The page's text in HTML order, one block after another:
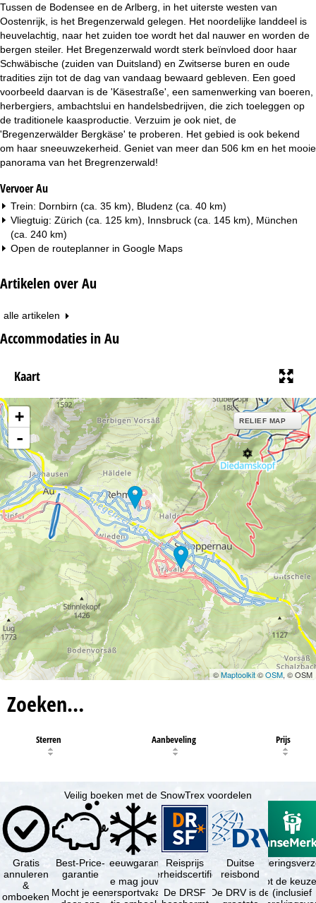
a
Tussen de Bodensee en de Arlberg, in het uiterste westen van
Oostenrijk, is het Bregenzerwald gelegen. Het noordelijke landdeel is
heuvelachtig, naar het zuiden toe wordt het dal nauwer en worden de
bergen steiler. Het Bregenzerwald wordt sterk beïnvloed door haar
Schwäbische (zuiden van Duitsland) en Zwitserse buren en oude
tradities zijn tot de dag van vandaag bewaard gebleven. Een goed
voorbeeld daarvan is de 'Käsestraße', een samenwerking van boeren,
herbergiers, ambachtslui en handelsbedrijven, die zich toeleggen op
de traditionele kaasproductie. Verzuim je ook niet, de
'Bregenzerwälder Bergkäse' te proberen. Het gebied is ook bekend
om haar sneeuwzekerheid. Geniet van meer dan 506 km en het mooie
panorama van het Bregrenzerwald!
Vervoer Au
Trein: Dornbirn (ca. 35 km), Bludenz (ca. 40 km)
Vliegtuig: Zürich (ca. 125 km), Innsbruck (ca. 145 km), München
(ca. 240 km)
Open de routeplanner in Google Maps
Artikelen over Au
alle artikelen
Accommodaties in Au
Kaart
+
-
RELIEF MAP
©Maptoolkit©OSM, © OSM
Zoeken…
Sterren Aanbeveling Prijs
Veilig boeken met de SnowTrex voordelen
Gratis
annuleren
&
omboeken
Best-Price-
garantie
Mocht je een
Sneeuwgarantie
Je mag jouw
wintersportvakantie
Reisprijs
zekerheidscertificaat
De DRSF
Duitse
reisbond
De DRV is de
Je hebt de
(inclusief